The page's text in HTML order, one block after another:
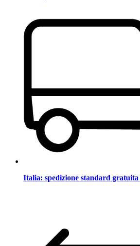
Italia: spedizione standard gratuita